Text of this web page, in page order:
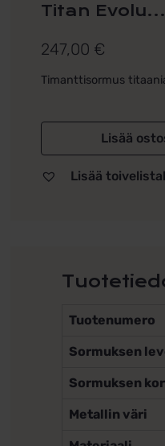
Tuotenumero
Sormuksen
Sormuksen
Metallin väri
Titan Evolu...
247,00 €
Timanttisormus
Lisää
Lisää